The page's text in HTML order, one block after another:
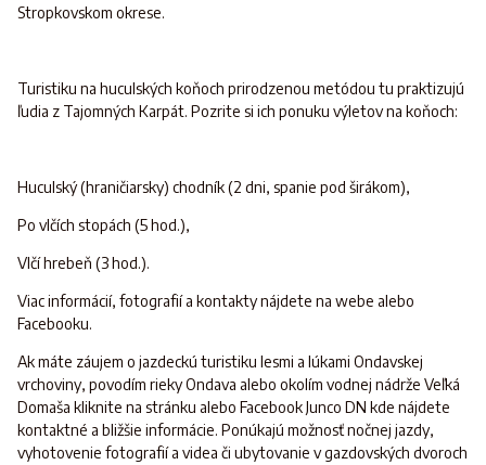
Stropkovskom okrese.
Turistiku na huculských koňoch prirodzenou metódou tu praktizujú
ľudia z Tajomných Karpát. Pozrite si ich ponuku výletov na koňoch:
Huculský (hraničiarsky) chodník (2 dni, spanie pod širákom),
Po vlčích stopách (5 hod.),
Vlčí hrebeň (3 hod.).
Viac informácií, fotografií a kontakty nájdete na webe alebo
Facebooku.
Ak máte záujem o jazdeckú turistiku lesmi a lúkami Ondavskej
vrchoviny, povodím rieky Ondava alebo okolím vodnej nádrže Veľká
Domaša kliknite na stránku alebo Facebook Junco DN kde nájdete
kontaktné a bližšie informácie. Ponúkajú možnosť nočnej jazdy,
vyhotovenie fotografií a videa či ubytovanie v gazdovských dvoroch